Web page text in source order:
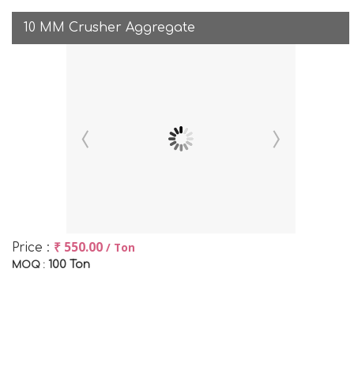
10 MM Crusher Aggregate
Price : ₹ 550.00 / Ton
MOQ : 100 Ton